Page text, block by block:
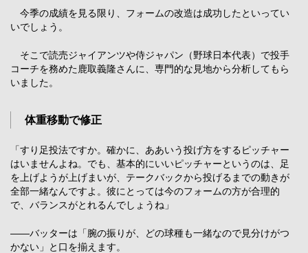
今季の成績を見る限り、フォームの改造は成功したといってい
いでしょう。
そこで読売ジャイアンツや侍ジャパン（野球日本代表）で投手
コーチを務めた鹿取義隆さんに、専門的な見地から分析してもら
いました。
体重移動で修正
「すり足投法ですか。確かに、ああいう投げ方をするピッチャー
はいませんよね。でも、基本的にいいピッチャーというのは、足
を上げようが上げまいが、テークバックから投げるまでの動きが
全部一緒なんですよ。彼にとっては今のフォームの方が合理的
で、バランスがとれるんでしょうね」
――バッターは「腕の振りが、どの球種も一緒なので見分けがつ
かない」と口を揃えます。